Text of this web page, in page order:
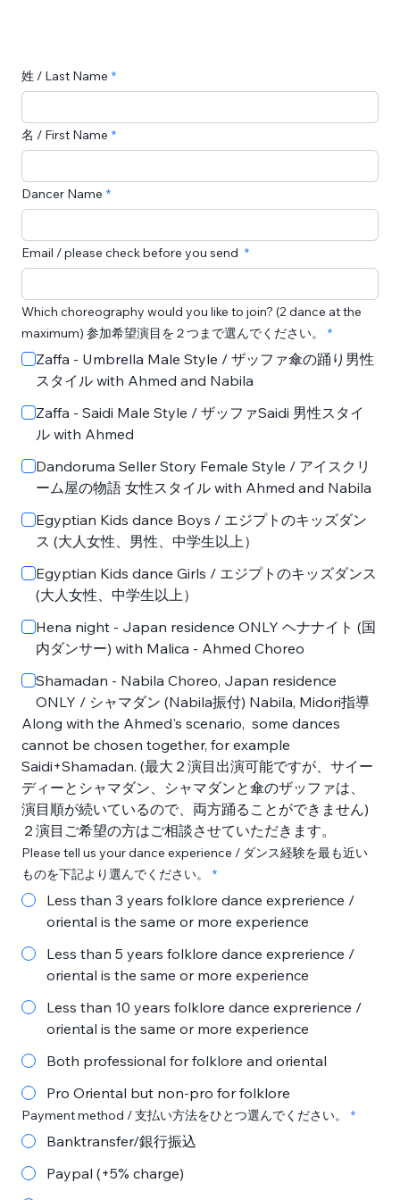
姓 / Last Name
名 / First Name
Dancer Name
Email / please check before you send
Which choreography would you like to join? (2 dance at the
maximum) 参加希望演目を２つまで選んでください。
Zaffa - Umbrella Male Style / ザッファ傘の踊り男性
スタイル with Ahmed and Nabila
Zaffa - Saidi Male Style / ザッファSaidi 男性スタイ
ル with Ahmed
Dandoruma Seller Story Female Style / アイスクリ
ーム屋の物語 女性スタイル with Ahmed and Nabila
Egyptian Kids dance Boys / エジプトのキッズダン
ス (大人女性、男性、中学生以上）
Egyptian Kids dance Girls / エジプトのキッズダンス
(大人女性、中学生以上）
Hena night - Japan residence ONLY ヘナナイト (国
内ダンサー) with Malica - Ahmed Choreo
Shamadan - Nabila Choreo, Japan residence
ONLY / シャマダン (Nabila振付) Nabila, Midori指導
Along with the Ahmed's scenario,  some dances
cannot be chosen together, for example
Saidi+Shamadan. (最大２演目出演可能ですが、サイー
ディーとシャマダン、シャマダンと傘のザッファは、
演目順が続いているので、両方踊ることができません)
２演目ご希望の方はご相談させていただきます。
Please tell us your dance experience / ダンス経験を最も近い
ものを下記より選んでください。
Less than 3 years folklore dance exprerience /
oriental is the same or more experience
Less than 5 years folklore dance exprerience /
oriental is the same or more experience
Less than 10 years folklore dance exprerience /
oriental is the same or more experience
Both professional for folklore and oriental
Pro Oriental but non-pro for folklore
Payment method / 支払い方法をひとつ選んでください。
Banktransfer/銀行振込
Paypal (+5% charge)